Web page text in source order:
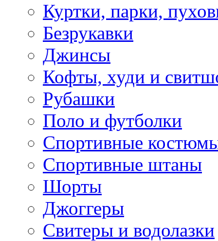
Куртки, парки,
Безрукавки
Джинсы
Кофты, худи и
Рубашки
Поло и футболки
Спортивные
Спортивные штаны
Шорты
Джоггеры
Свитеры и водолазки